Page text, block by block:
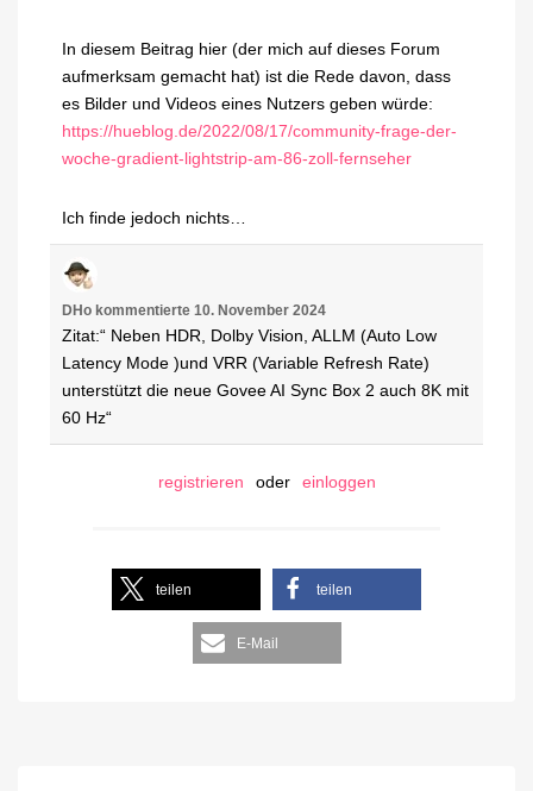
In diesem Beitrag hier (der mich auf dieses Forum
aufmerksam gemacht hat) ist die Rede davon, dass
es Bilder und Videos eines Nutzers geben würde:
https://hueblog.de/2022/08/17/community-frage-der-
woche-gradient-lightstrip-am-86-zoll-fernseher
Ich finde jedoch nichts…
DHo kommentierte 10. November 2024
Zitat:“ Neben HDR, Dolby Vision, ALLM (Auto Low
Latency Mode )und VRR (Variable Refresh Rate)
unterstützt die neue Govee AI Sync Box 2 auch 8K mit
60 Hz“
registrieren oder einloggen
teilen teilen
E-Mail